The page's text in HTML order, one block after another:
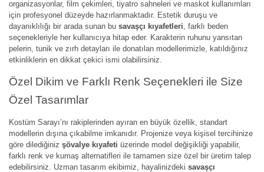
organizasyonlar, film çekimleri, tiyatro sahneleri ve maskot kullanımları
için profesyonel düzeyde hazırlanmaktadır. Estetik duruşu ve
dayanıklılığı bir arada sunan bu savaşçı kıyafetleri, farklı beden
seçenekleriyle her kullanıcıya hitap eder. Karakterin ruhunu yansıtan
pelerin, tunik ve zırh detayları ile donatılan modellerimizle, katıldığınız
etkinliklerin en dikkat çekici ismi olabilirsiniz.
Özel Dikim ve Farklı Renk Seçenekleri ile Size
Özel Tasarımlar
Kostüm Sarayı’nı rakiplerinden ayıran en büyük özellik, standart
modellerin dışına çıkabilme imkanıdır. Projenize veya kişisel tercihinize
göre dilediğiniz şövalye kıyafeti üzerinde model değişikliği yapabilir,
farklı renk ve kumaş alternatifleri ile tamamen size özel bir üretim talep
edebilirsiniz. Uzman tasarım ekibimiz, hayalinizdeki savaşçı